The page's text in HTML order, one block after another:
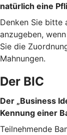
natürlich eine
Denken Sie bitte
anzugeben,
Sie die
Mahnungen.
Der BIC
Der „Business
Kennung einer
Teilnehmende